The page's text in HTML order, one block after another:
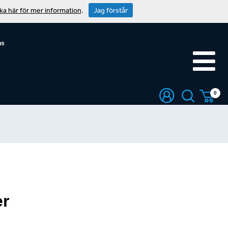
0
här för mer information. Jag förstår